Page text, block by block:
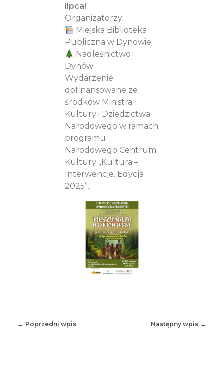
lipca!
Organizatorzy:
Miejska Biblioteka
Publiczna w Dynowie
Nadleśnictwo
Dynów
Wydarzenie
dofinansowane ze
środków Ministra
Kultury i Dziedzictwa
Narodowego w ramach
programu
Narodowego Centrum
Kultury „Kultura –
Interwencje. Edycja
2025”.
Poprzedni wpis Następny wpis